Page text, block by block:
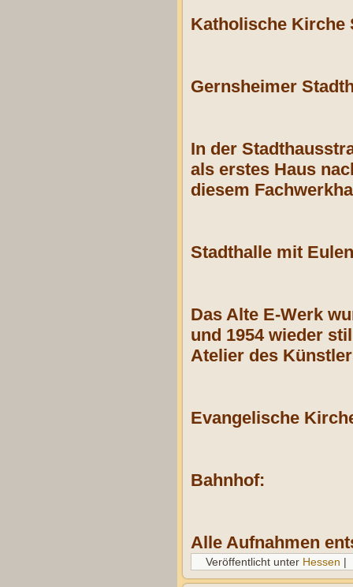
Katholische Kirche
Gernsheimer
In der
als erstes Haus
diesem
Stadthalle mit
Das Alte E-Werk
und 1954 wieder
Atelier des
Evangelische
Bahnhof:
Alle Aufnahmen
Veröffentlicht unter Hessen |